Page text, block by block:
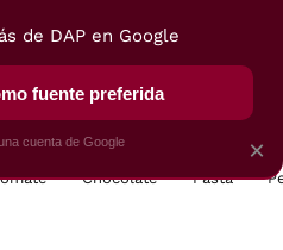
VEGUI
Chocolate Pasta
×
de DAP en Google
fuente preferida
cuenta de Google